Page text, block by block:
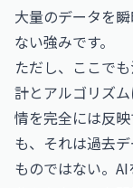
大量のデータを
ない強みです。
ただし、ここで
計とアルゴリズ
情を完全には反
も、それは過去
ものではない。